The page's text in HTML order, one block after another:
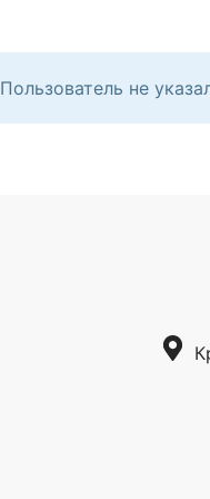
Пользователь не